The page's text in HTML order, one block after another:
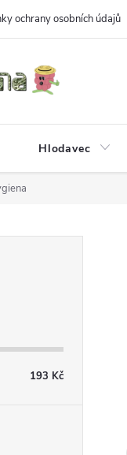
ochrany osobních údajů
Hlodavec
193 Kč